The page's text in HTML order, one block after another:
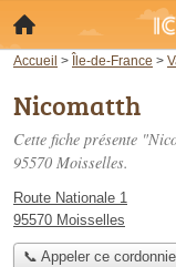
Accueil > Île-de-France >
Nicomatth
Cette fiche présente
95570 Moisselles.
Route Nationale 1
95570 Moisselles
📞 Appeler ce